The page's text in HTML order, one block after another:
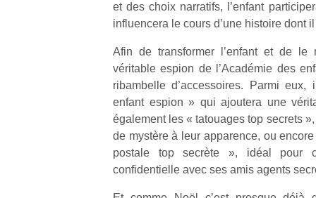
et des choix narratifs, l’enfant
influencera le cours d’une histoire dont
Afin de transformer l’enfant et de le
véritable espion de l’Académie des
ribambelle d’accessoires. Parmi
enfant espion » qui ajoutera une
également les « tatouages top secrets
de mystère à leur apparence, ou
postale top secrète », idéal pour
confidentielle avec ses amis agents
NextGen,
une